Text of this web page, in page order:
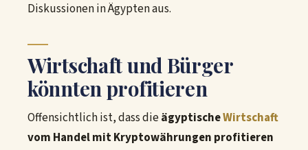
Diskussionen in Ägypten aus.
Wirtschaft und Bürger
könnten profitieren
Offensichtlich ist, dass dieägyptischeWirtschaft
vom Handel mit Kryptowährungen profitieren